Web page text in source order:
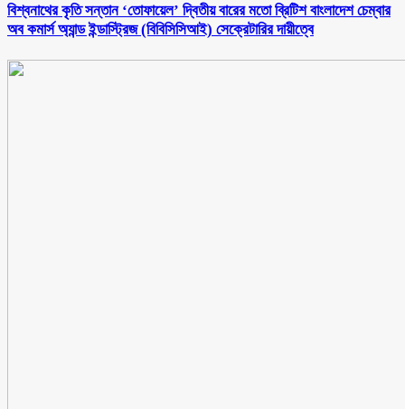
বিশ্বনাথের কৃতি সন্তান ‘তোফায়েল’ দ্বিতীয় বারের মতো ব্রিটিশ বাংলাদেশ চেম্বার
অব কমার্স অ্যান্ড ইন্ডাস্ট্রিজ (বিবিসিসিআই) সেক্রেটারির দায়ীত্বে